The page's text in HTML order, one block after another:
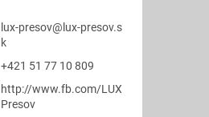
lux-presov@ lux-presov.s
k
+421 51 77 10 809
http://www.fb.com/LUX
Presov